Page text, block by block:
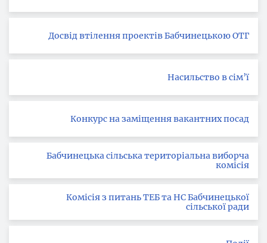
Досвід втілення проектів Бабчинецькою ОТГ
Насильство в сім’ї
Конкурс на заміщення вакантних посад
Бабчинецька сільська територіальна виборча
комісія
Комісія з питань ТЕБ та НС Бабчинецької
сільської ради